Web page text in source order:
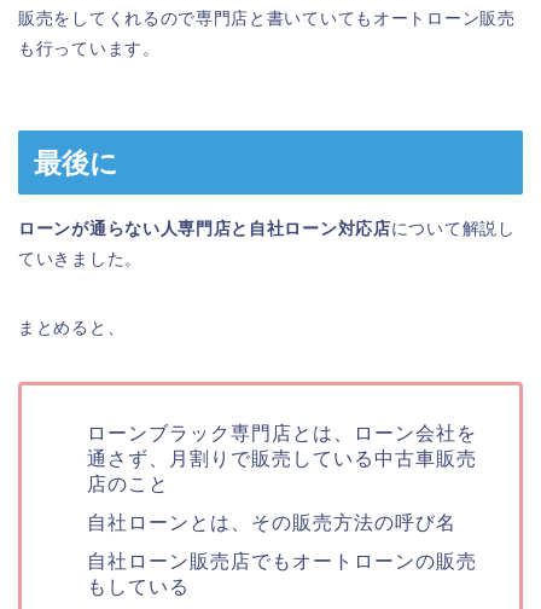
販売をしてくれるので専門店と書いていてもオートローン販売
も行っています。
最後に
ローンが通らない人専門店と自社ローン対応店について解説し
ていきました。
まとめると、
ローンブラック専門店とは、ローン会社を
通さず、月割りで販売している中古車販売
店のこと
自社ローンとは、その販売方法の呼び名
自社ローン販売店でもオートローンの販売
もしている